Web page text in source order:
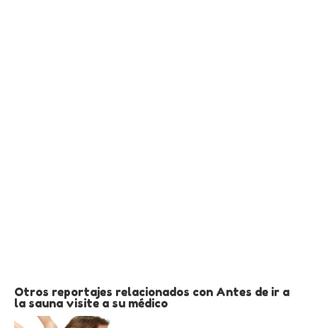
Otros reportajes relacionados con Antes de ir a
la sauna visite a su médico